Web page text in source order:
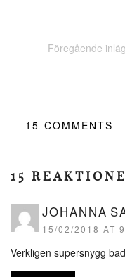
Föregående
15 COMMENTS
15
JOHANNA
15/02/2018 AT
Verkligen supersnygg